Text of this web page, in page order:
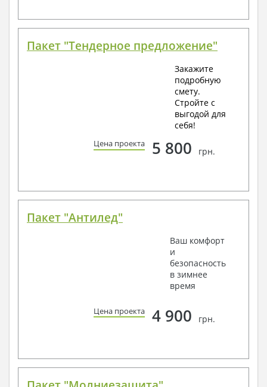
Пакет "Тендерное предложение"
Закажите
подробную
смету.
Стройте с
выгодой для
себя!
Цена проекта 5 800 грн.
Пакет "Антилед"
Ваш комфорт
и
безопасность
в зимнее
время
Цена проекта 4 900 грн.